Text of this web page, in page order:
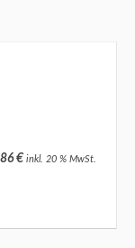
€ inkl. 20 % MwSt.